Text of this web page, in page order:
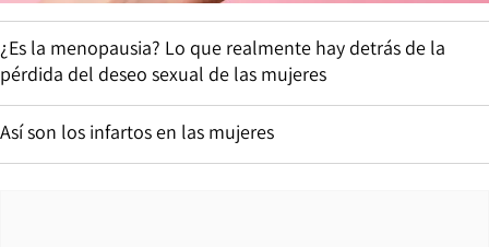
¿Es la menopausia? Lo que realmente hay detrás de la
pérdida del deseo sexual de las mujeres
Así son los infartos en las mujeres